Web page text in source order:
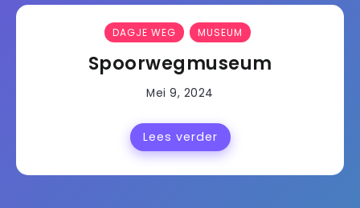
DAGJE WEG MUSEUM
Spoorwegmuseum
Mei 9, 2024
Lees verder